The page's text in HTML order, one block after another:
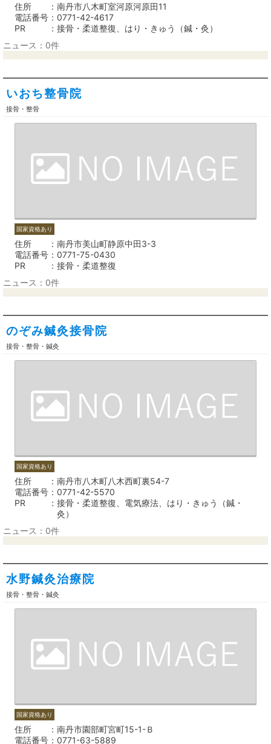
住所
南丹市八木町室河原河原田11
電話番号
0771-42-4617
PR
接骨・柔道整復、はり・きゅう（鍼・灸）
ニュース：0件
いおち整骨院
接骨・整骨
国家資格あり
住所
南丹市美山町静原中田3-3
電話番号
0771-75-0430
PR
接骨・柔道整復
ニュース：0件
のぞみ鍼灸接骨院
接骨・整骨・鍼灸
国家資格あり
住所
南丹市八木町八木西町裏54-7
電話番号
0771-42-5570
PR
接骨・柔道整復、電気療法、はり・きゅう（鍼・
灸）
ニュース：0件
水野鍼灸治療院
接骨・整骨・鍼灸
国家資格あり
住所
南丹市園部町宮町15-1-Ｂ
電話番号
0771-63-5889